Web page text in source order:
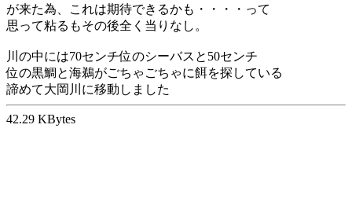
が来た為、これは期待できるかも・・・・って
思って粘るもその後全く当りなし。
川の中には70センチ位のシーバスと50センチ
位の黒鯛と海鵜がごちゃごちゃに餌を探している
諦めて大岡川に移動しました
42.29 KBytes